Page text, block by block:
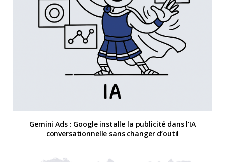
Gemini Ads : Google installe la publicité dans l’IA
conversationnelle sans changer d’outil